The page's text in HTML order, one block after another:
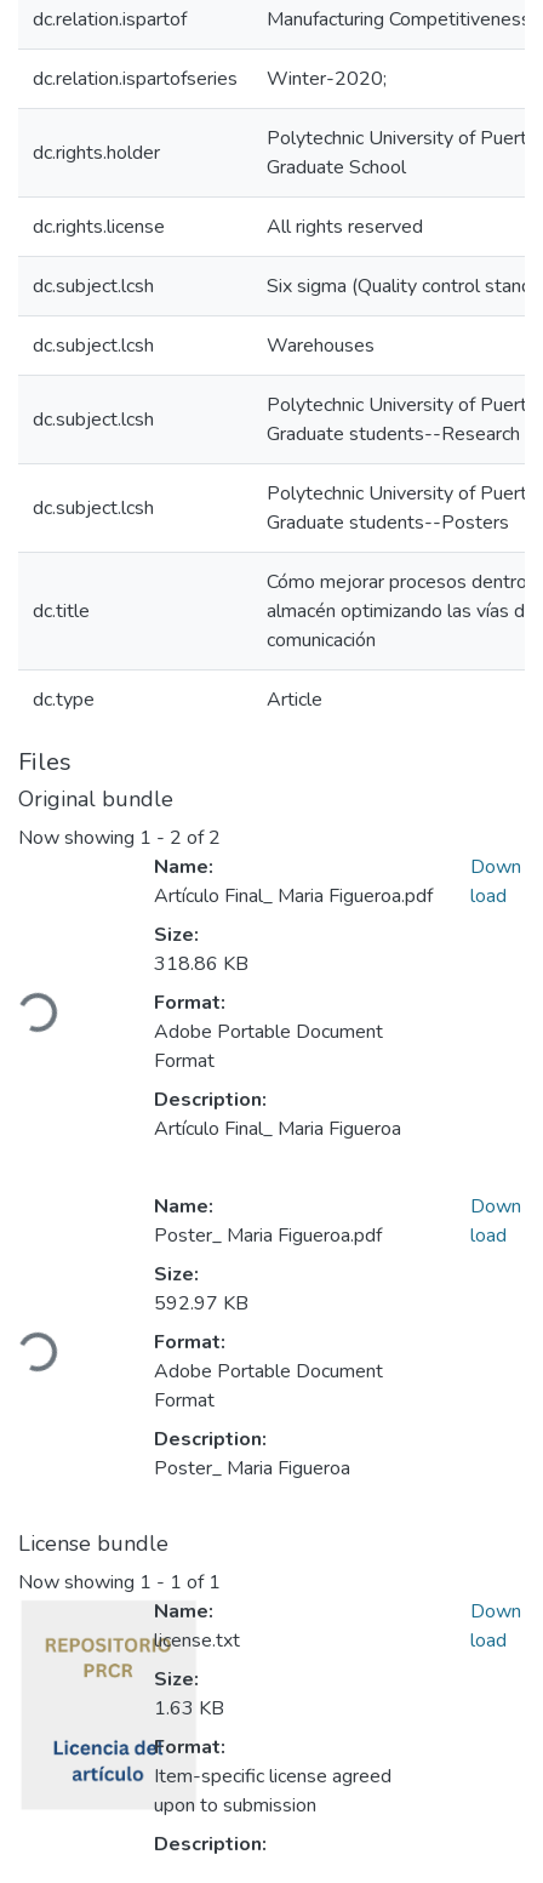
dc.relation.ispartof Manufacturing Competitiveness;
dc.relation.ispartofseries Winter-2020;
dc.rights.holder
Polytechnic University of Puerto
Graduate School
dc.rights.license All rights reserved
dc.subject.lcsh Six sigma (Quality control
dc.subject.lcsh Warehouses
dc.subject.lcsh
Polytechnic University of
Graduate students--Research
dc.subject.lcsh
Polytechnic University of
Graduate students--Posters
dc.title
Cómo mejorar procesos dentro
almacén optimizando las vías de
comunicación
dc.type Article
Files
Original bundle
Now showing 1 - 2 of 2
Loading...
Name:
Artículo Final_ Maria Figueroa.pdf
Size:
318.86 KB
Format:
Adobe Portable Document
Format
Description:
Artículo Final_ Maria Figueroa
Down
load
Loading...
Name:
Poster_ Maria Figueroa.pdf
Size:
592.97 KB
Format:
Adobe Portable Document
Format
Description:
Poster_ Maria Figueroa
Down
load
License bundle
Now showing 1 - 1 of 1
Name:
license.txt
Size:
1.63 KB
Format:
Item-specific license agreed
upon to submission
Description:
Down
load